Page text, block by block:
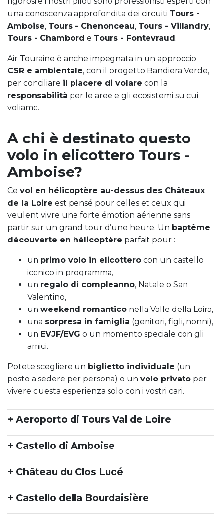
una conoscenza approfondita dei circuiti Tours -
Amboise, Tours - Chenonceau, Tours - Villandry,
Tours - Chambord e Tours - Fontevraud.
Air Touraine è anche impegnata in un approccio
CSR e ambientale, con il progetto Bandiera Verde,
per conciliare il piacere di volare con la
responsabilità per le aree e gli ecosistemi su cui
voliamo.
A chi è destinato questo
volo in elicottero Tours -
Amboise?
Ce vol en hélicoptère au-dessus des Châteaux
de la Loire est pensé pour celles et ceux qui
veulent vivre une forte émotion aérienne sans
partir sur un grand tour d’une heure. Un baptême
découverte en hélicoptère parfait pour :
un primo volo in elicottero con un castello
iconico in programma,
un regalo di compleanno, Natale o San
Valentino,
un weekend romantico nella Valle della Loira,
una sorpresa in famiglia (genitori, figli, nonni),
un EVJF/EVG o un momento speciale con gli
amici.
Potete scegliere un biglietto individuale (un
posto a sedere per persona) o un volo privato per
vivere questa esperienza solo con i vostri cari.
+ Aeroporto di Tours Val de Loire
+ Castello di Amboise
+ Château du Clos Lucé
+ Castello della Bourdaisière